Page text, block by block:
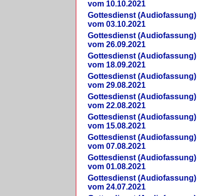
vom 10.10.2021
Gottesdienst (Audiofassung)
vom 03.10.2021
Gottesdienst (Audiofassung)
vom 26.09.2021
Gottesdienst (Audiofassung)
vom 18.09.2021
Gottesdienst (Audiofassung)
vom 29.08.2021
Gottesdienst (Audiofassung)
vom 22.08.2021
Gottesdienst (Audiofassung)
vom 15.08.2021
Gottesdienst (Audiofassung)
vom 07.08.2021
Gottesdienst (Audiofassung)
vom 01.08.2021
Gottesdienst (Audiofassung)
vom 24.07.2021